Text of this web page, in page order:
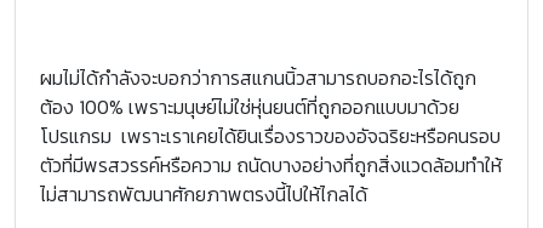
ผมไม่ได้กำลังจะบอกว่าการสแกนนิ้วสามารถบอกอะไรได้ถูก
ต้อง 100% เพราะมนุษย์ไม่ใช่หุ่นยนต์ที่ถูกออกแบบมาด้วย
โปรแกรม เพราะเราเคยได้ยินเรื่องราวของอัจฉริยะหรือคนรอบ
ตัวที่มีพรสวรรค์หรือความ ถนัดบางอย่างที่ถูกสิ่งแวดล้อมทำให้
ไม่สามารถพัฒนาศักยภาพตรงนี้ไปให้ไกลได้